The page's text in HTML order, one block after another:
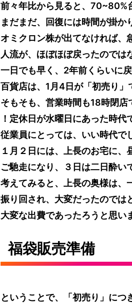
前々年比から見ると、70~80%
まだまだ、回復には時間が掛か
オミクロン株が出てなければ、
人流が、ほぼほぼ戻ったのでは
一日でも早く、2年前くらいに
百貨店は、1月4日が「初売り」
そもそも、営業時間も18時閉店
！定休日が水曜日にあった時代
従業員にとっては、いい時代で
１月２日には、上長のお宅に、
ご馳走になり、３日は二日酔い
考えてみると、上長の奥様は、
振り回され、大変だったのでは
大変な出費であったろうと思い
福袋販売準備
ということで、「初売り」につ